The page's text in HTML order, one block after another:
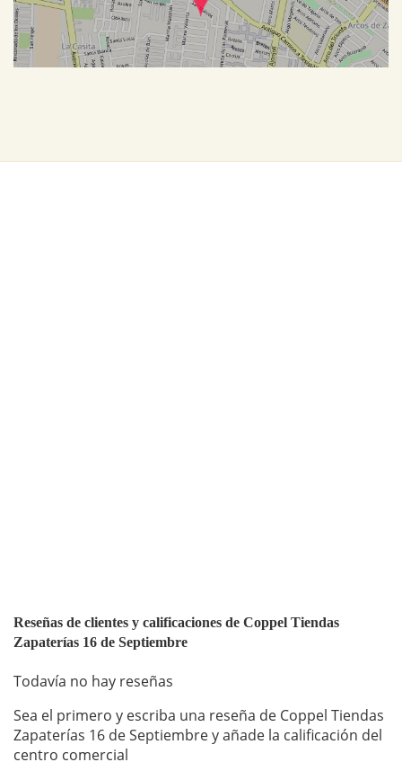
Reseñas de clientes y calificaciones de Coppel Tiendas
Zapaterías 16 de Septiembre
Todavía no hay reseñas
Sea el primero y escriba una reseña de Coppel Tiendas
Zapaterías 16 de Septiembre y añade la calificación del
centro comercial